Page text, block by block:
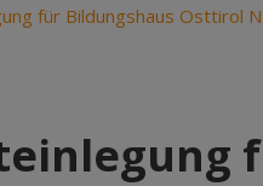
für Bildungshaus Osttirol